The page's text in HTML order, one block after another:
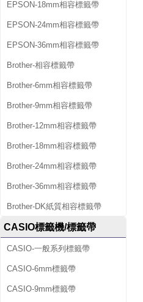
EPSON-18mm相容標籤帶
EPSON-24mm相容標籤帶
EPSON-36mm相容標籤帶
Brother-相容標籤帶
Brother-6mm相容標籤帶
Brother-9mm相容標籤帶
Brother-12mm相容標籤帶
Brother-18mm相容標籤帶
Brother-24mm相容標籤帶
Brother-36mm相容標籤帶
Brother-DK紙質相容標籤帶
CASIO標籤機/標籤帶
CASIO-一般系列標籤帶
CASIO-6mm標籤帶
CASIO-9mm標籤帶